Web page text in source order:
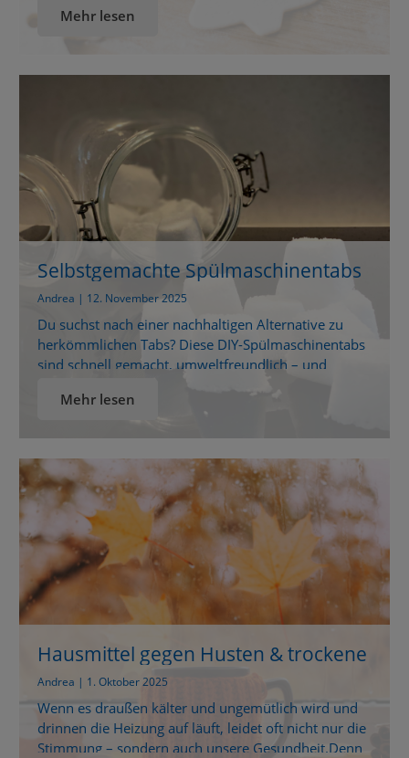
Kindern, saisonale Deko oder selbstgemachte
einfach mit wenigen Zutaten wie Natron und
Mehr lesen
Selbstgemachte Spülmaschinentabs
Andrea | 12. November 2025
Du suchst nach einer nachhaltigen Alternative zu
herkömmlichen Tabs? Diese DIY-Spülmaschinentabs
sind schnell gemacht, umweltfreundlich – und
Gefühl: Selbstgemachte Spülmaschinentabs einfach
Putzmittel selbst herzustellen, entdeckt eine ganz
neue Welt: sauber, natürlich und überraschend
einfach! Besonders selbstgemachte
Spülmaschinentabs lassen sich mit wenigen […]
Mehr lesen
Hausmittel gegen Husten & trockene
Heizungsluft – Natürlich durch den
Herbst
Andrea | 1. Oktober 2025
Wenn es draußen kälter und ungemütlich wird und
drinnen die Heizung auf läuft, leidet oft nicht nur die
Stimmung – sondern auch unsere Gesundheit.Denn